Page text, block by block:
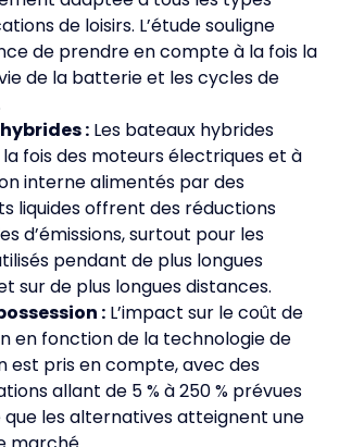
de loisirs. L’étude souligne
de prendre en compte à la fois la
de la batterie et les cycles de
: Les bateaux hybrides
fois des moteurs électriques et à
interne alimentés par des
liquides offrent des réductions
d’émissions, surtout pour les
pendant de plus longues
sur de plus longues distances.
: L’impact sur le coût de
en fonction de la technologie de
est pris en compte, avec des
allant de 5 % à 250 % prévues
que les alternatives atteignent une